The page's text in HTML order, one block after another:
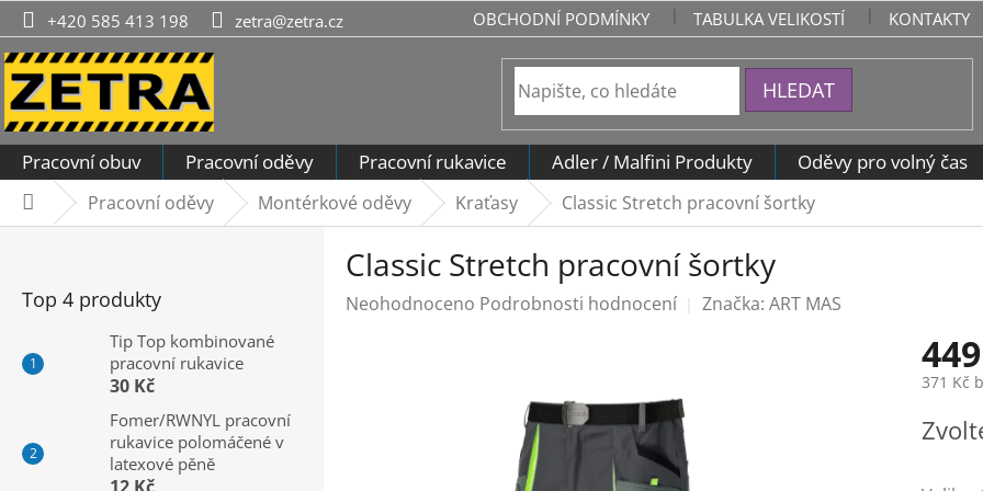
Přejít
na
obsah
+420 585 413 198 zetra@zetra.cz OBCHODNÍ PODMÍNKY TABULKA VELIKOSTÍ KONTAKTY
HLEDAT
Pracovní obuv Pracovní oděvy Pracovní rukavice Adler / Malfini Produkty Oděvy pro volný čas
DomůPracovní oděvy Montérkové oděvy Kraťasy Classic Stretch pracovní šortky
Top 4 produkty
Tip Top kombinované
pracovní rukavice
30 Kč
Fomer/RWNYL pracovní
rukavice polomáčené v
latexové pěně
Classic Stretch pracovní šortky
Průměrné
Neohodnoceno Podrobnosti hodnocení Značka: ART MAS
371 Kč
cena: